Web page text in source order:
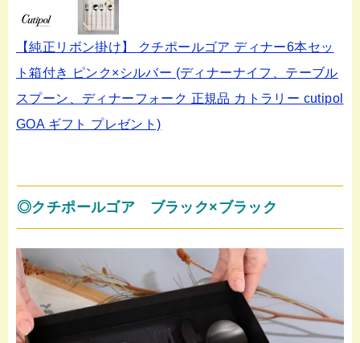
【純正リボン掛け】 クチポールゴア ディナー6本セッ
ト箱付き ピンク×シルバー (ディナーナイフ、テーブル
スプーン、ディナーフォーク 正規品 カトラリー cutipol
GOA ギフト プレゼント)
◎クチポールゴア ブラック×ブラック